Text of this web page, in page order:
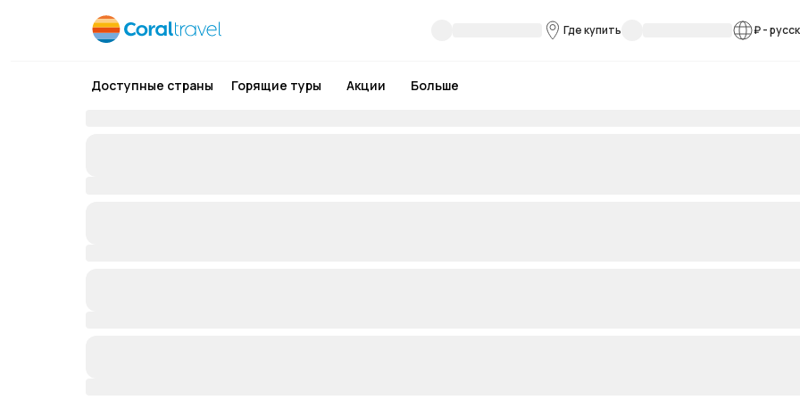
Где купить ₽-
Доступные страны Горящие туры Акции Больше